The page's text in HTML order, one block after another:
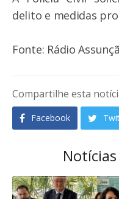
delito e medidas
Fonte: Rádio
Compartilhe esta
Facebook